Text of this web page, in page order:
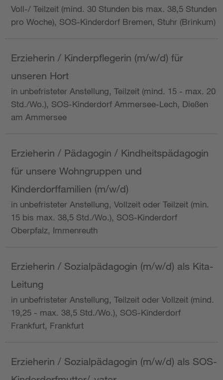
Voll-/ Teilzeit (mind. 30 Stunden bis max. 38,5 Stunden
pro Woche), SOS-Kinderdorf Bremen, Stuhr (Brinkum)
Erzieherin / Kinderpflegerin (m/w/d) für
unseren Hort
in unbefristeter Anstellung, Teilzeit (mind. 15 - max. 20
Std./Wo.), SOS-Kinderdorf Ammersee-Lech, Dießen
am Ammersee
Erzieherin / Pädagogin / Kindheitspädagogin
für unsere Wohngruppen und
Kinderdorffamilien (m/w/d)
in unbefristeter Anstellung, Vollzeit oder Teilzeit (min.
15 bis max. 38,5 Std./Wo.), SOS-Kinderdorf
Oberpfalz, Immenreuth
Erzieherin / Sozialpädagogin (m/w/d) als Kita-
Leitung
in unbefristeter Anstellung, Teilzeit oder Vollzeit (mind.
19,25 - max. 38,5 Std./Wo.), SOS-Kinderdorf
Frankfurt, Frankfurt
Erzieherin / Sozialpädagogin (m/w/d) als SOS-